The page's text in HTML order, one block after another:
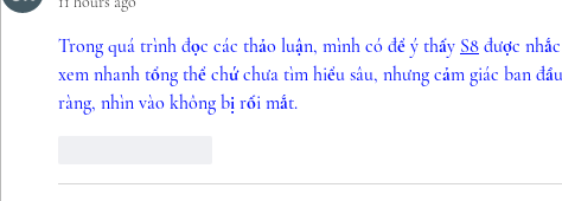
Trong quá trình đọc các thảo luận, mình có để ý thấy S8 được
xem nhanh tổng thể chứ chưa tìm hiểu sâu, nhưng cảm giác ban
ràng, nhìn vào không bị rối mắt.